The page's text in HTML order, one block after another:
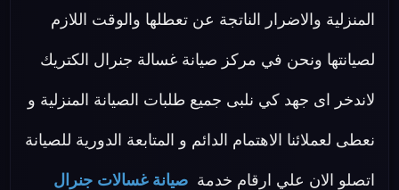
المنزلية والاضرار الناتجة عن تعطلها والوقت اللازم
لصيانتها ونحن في مركز صيانة غسالة جنرال الكتريك
لاندخر اى جهد كي نلبى جميع طلبات الصيانة المنزلية و
نعطى لعملائنا الاهتمام الدائم و المتابعة الدورية للصيانة
اتصلو الان علي ارقام خدمة صيانة غسالات جنرال